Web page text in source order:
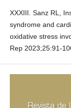
XXXIII. Sanz RL,
syndrome and
oxidative stress
Rep 2023;25:91-